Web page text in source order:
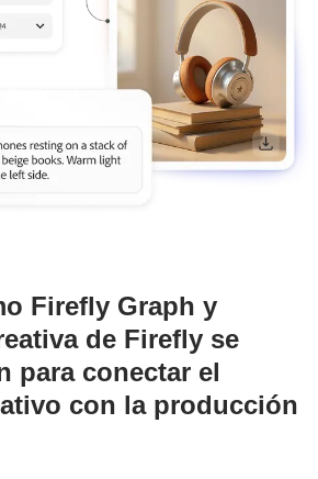
Firefly Graph y
de Firefly se
para conectar el
con la producción